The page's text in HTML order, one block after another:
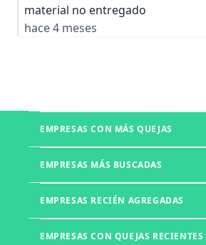
material no entregado
hace 4 meses
EMPRESAS CON MÁS QUEJAS
UNITEC
EMPRESAS MÁS BUSCADAS
Izzi
EMPRESAS RECIÉN AGREGADAS
EMPRESAS CON QUEJAS RECIENTES